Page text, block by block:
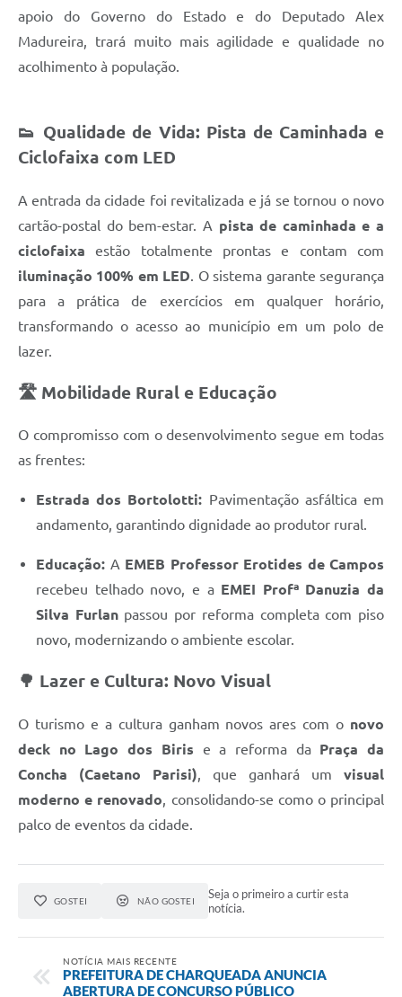
apoio do Governo do Estado e do Deputado Alex
Madureira, trará muito mais agilidade e qualidade no
acolhimento à população.
👟 Qualidade de Vida: Pista de Caminhada e
Ciclofaixa com LED
A entrada da cidade foi revitalizada e já se tornou o novo
cartão-postal do bem-estar. A pista de caminhada e a
ciclofaixa estão totalmente prontas e contam com
iluminação 100% em LED. O sistema garante segurança
para a prática de exercícios em qualquer horário,
transformando o acesso ao município em um polo de
lazer.
🛣️ Mobilidade Rural e Educação
O compromisso com o desenvolvimento segue em todas
as frentes:
Estrada dos Bortolotti: Pavimentação asfáltica em
andamento, garantindo dignidade ao produtor rural.
Educação: A EMEB Professor Erotides de Campos
recebeu telhado novo, e a EMEI Profª Danuzia da
Silva Furlanpassou por reforma completa com piso
novo, modernizando o ambiente escolar.
🌳 Lazer e Cultura: Novo Visual
O turismo e a cultura ganham novos ares com o novo
deck no Lago dos Biris e a reforma da Praça da
Concha (Caetano Parisi), que ganhará um visual
moderno e renovado, consolidando-se como o principal
palco de eventos da cidade.
GOSTEI NÃO GOSTEI
Seja o primeiro a curtir esta
notícia.
NOTÍCIA MAIS RECENTE
PREFEITURA DE CHARQUEADA ANUNCIA
ABERTURA DE CONCURSO PÚBLICO